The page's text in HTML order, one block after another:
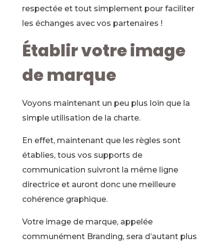
respectée et tout simplement pour faciliter
les échanges avec vos partenaires !
Établir votre image
de marque
Voyons maintenant un peu plus loin que la
simple utilisation de la charte.
En effet, maintenant que les règles sont
établies, tous vos supports de
communication suivront la même ligne
directrice et auront donc une meilleure
cohérence graphique.
Votre image de marque, appelée
communément Branding, sera d’autant plus